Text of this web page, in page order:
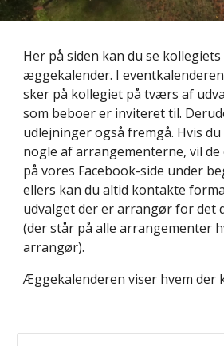
Her på siden kan du se
æggekalender. I
sker på kollegiet på tværs af
som beboer er inviteret til.
udlejninger også fremgå. Hvis
nogle af arrangementerne, vil
på vores Facebook-side under
ellers kan du altid kontakte
udvalget der er arrangør for det
(der står på alle arrangementer
arrangør).
Æggekalenderen viser hvem der